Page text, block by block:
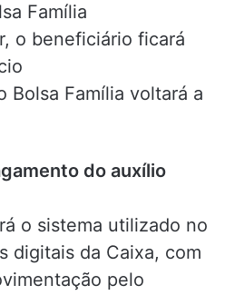
Família
o beneficiário ficará
Bolsa Família voltará a
do auxílio
o sistema utilizado no
digitais da Caixa, com
pelo